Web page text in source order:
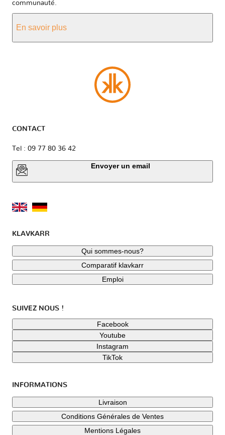
communauté.
En savoir plus
CONTACT
Tel : 09 77 80 36 42
Envoyer un email
KLAVKARR
Qui sommes-nous?
Comparatif klavkarr
Emploi
SUIVEZ NOUS !
Facebook
Youtube
Instagram
TikTok
INFORMATIONS
Livraison
Conditions Générales de Ventes
Mentions Légales